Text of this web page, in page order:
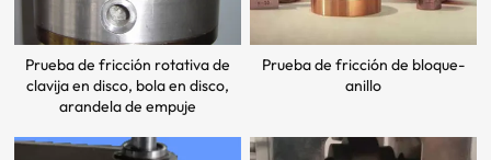
Prueba de fricción rotativa de
clavija en disco, bola en disco,
arandela de empuje
Prueba de fricción de bloque-
anillo